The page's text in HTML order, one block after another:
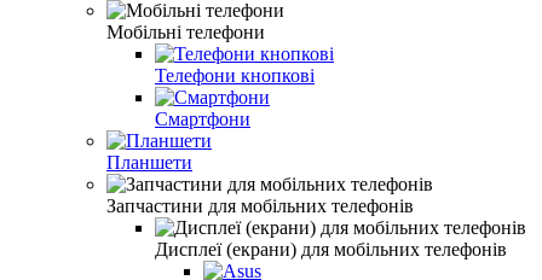
Мобільні телефони
Телефони кнопкові
Смартфони
Планшети
Запчастини для мобільних телефонів
Дисплеї (екрани) для мобільних телефонів